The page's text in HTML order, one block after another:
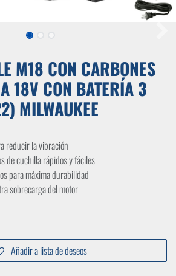
M18 CON CARBONES
18V CON BATERÍA 3
MILWAUKEE
reducir la vibración
de cuchilla rápidos y fáciles
para máxima durabilidad
sobrecarga del motor
Añadir a lista de deseos